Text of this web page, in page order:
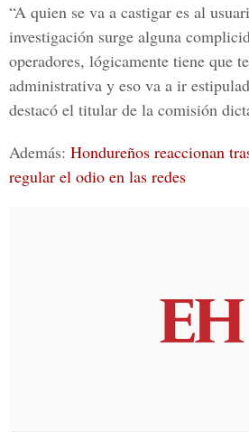
“A quien se va a castigar es al
investigación surge alguna
operadores, lógicamente tiene que
administrativa y eso va a ir
destacó el titular de la comisión
Además: Hondureños reaccionan
regular el odio en las redes